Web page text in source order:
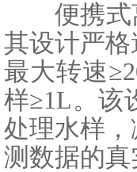
便携
其设计严
最大转速
样≥1L。该
处理水样
测数据的